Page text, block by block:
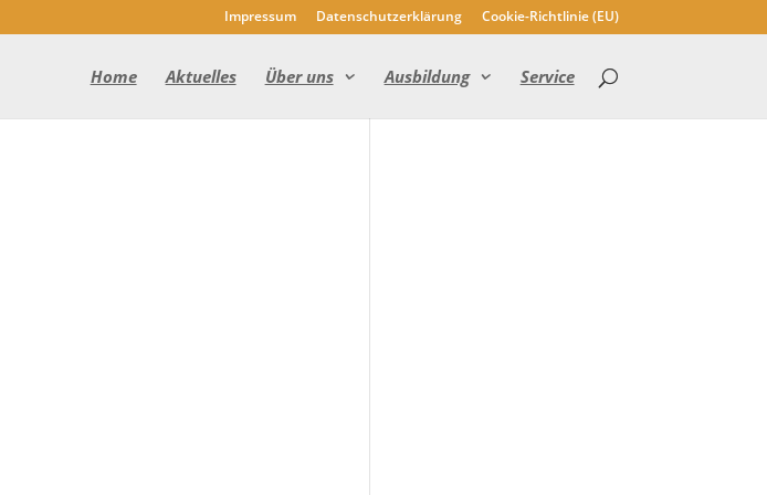
Impressum Datenschutzerklärung Cookie-Richtlinie (EU)
Home Aktuelles Über uns Ausbildung Service